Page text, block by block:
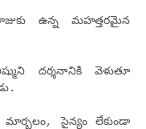
ఉన్న మహత్తరమైన
దర్శనానికి వెళుతూ
సైన్యం లేకుండా